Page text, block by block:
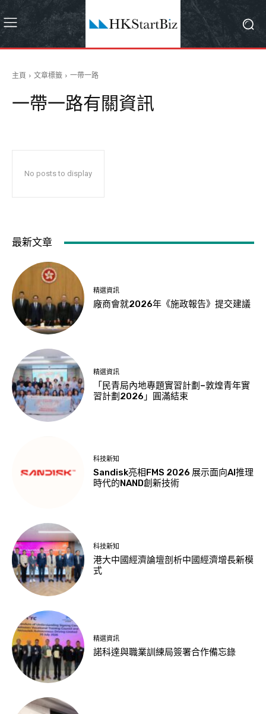
主頁 文章標籤 一帶一路
一帶一路有關資訊
No posts to display
最新文章
精選資訊
廠商會就2026年《施政報告》提交建議
精選資訊
「民青局內地專題實習計劃–敦煌青年實
習計劃2026」圓滿結束
科技新知
Sandisk亮相FMS 2026 展示面向AI推理
時代的NAND創新技術
科技新知
港大中國經濟論壇剖析中國經濟增長新模
式
精選資訊
諾科達與職業訓練局簽署合作備忘錄